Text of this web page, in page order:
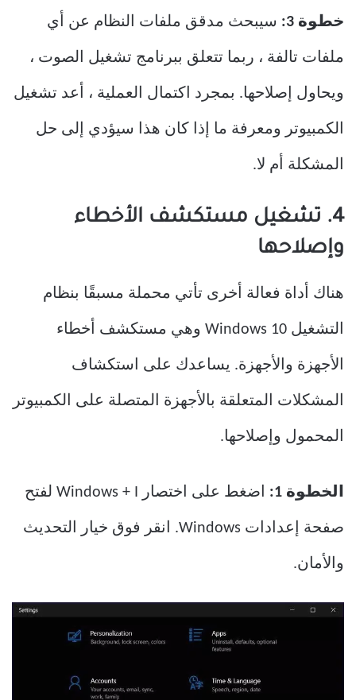
خطوة 3: سيبحث مدقق ملفات النظام عن أي
ملفات تالفة ، ربما تتعلق ببرنامج تشغيل الصوت ،
ويحاول إصلاحها. بمجرد اكتمال العملية ، أعد تشغيل
الكمبيوتر ومعرفة ما إذا كان هذا سيؤدي إلى حل
المشكلة أم لا.
4. تشغيل مستكشف الأخطاء
وإصلاحها
هناك أداة فعالة أخرى تأتي محملة مسبقًا بنظام
التشغيل Windows 10 وهي مستكشف أخطاء
الأجهزة والأجهزة. يساعدك على استكشاف
المشكلات المتعلقة بالأجهزة المتصلة على الكمبيوتر
المحمول وإصلاحها.
الخطوة 1: اضغط على اختصار Windows + I لفتح
صفحة إعدادات Windows. انقر فوق خيار التحديث
والأمان.